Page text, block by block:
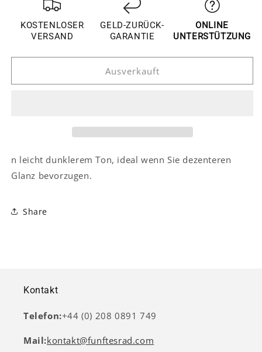
Toyota
RAV4
XA40
Rückspiegel
Toyota
XA40
Chrom
Rückspiegel
KOSTENLOSER
VERSAND
GELD-ZURÜCK-
GARANTIE
ONLINE
UNTERSTÜTZUNG
Ausverkauft
n leicht dunklerem Ton, ideal wenn Sie dezenteren
Glanz bevorzugen.
Share
Kontakt
Telefon:+44 (0) 208 0891 749
Mail:kontakt@funftesrad.com